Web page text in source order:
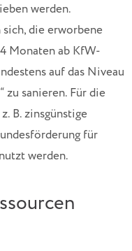
werden.
die erworbene
Monaten ab KfW-
auf das Niveau
zu sanieren. Für die
B. zinsgünstige
für
werden.